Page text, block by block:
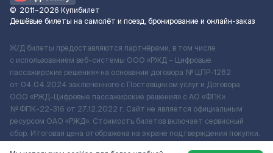
© 2011–2026 Купибилет
Дешёвые билеты на самолёт и поезд, бронирование и онлайн-заказ
Ж/Д билеты предоставляются партнёрами, в том числе
с использованием веб-системы ООО «РЖД – Цифровые
пассажирские решения» на основании договора № ЦПР-1282
от 04.04.2024 заключенного с Поставщиком услуг и Договора
ООО «РЖД-Цифровые пассажирские решения» c АО «ФПК»
№ ФПК-22-316 от 27.12.2022 г. Сайт не является официальным
ресурсом ОАО «РЖД». Стоимость билетов включает сервисный
сбор. Итоговая цена отображена на экране подтверждения покупки.